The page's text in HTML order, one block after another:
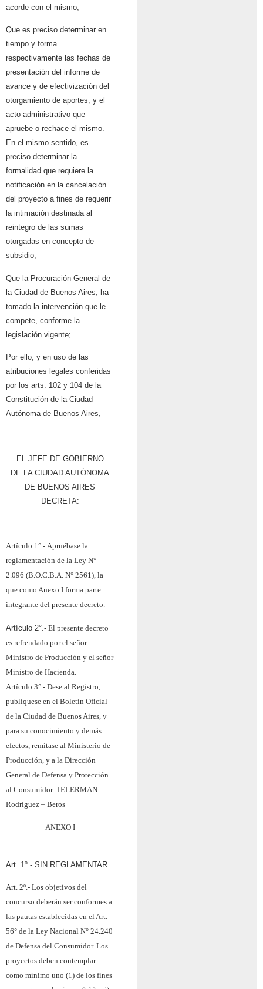
acorde con el mismo;
Que es preciso determinar en
tiempo y forma
respectivamente las fechas de
presentación del informe de
avance y de efectivización del
otorgamiento de aportes, y el
acto administrativo que
apruebe o rechace el mismo.
En el mismo sentido, es
preciso determinar la
formalidad que requiere la
notificación en la cancelación
del proyecto a fines de requerir
la intimación destinada al
reintegro de las sumas
otorgadas en concepto de
subsidio;
Que la Procuración General de
la Ciudad de Buenos Aires, ha
tomado la intervención que le
compete, conforme la
legislación vigente;
Por ello, y en uso de las
atribuciones legales conferidas
por los arts. 102 y 104 de la
Constitución de la Ciudad
Autónoma de Buenos Aires,
EL JEFE DE GOBIERNO
DE LA CIUDAD AUTÓNOMA
DE BUENOS AIRES
DECRETA:
Artículo 1°.- Apruébase la
reglamentación de la Ley N°
2.096 (B.O.C.B.A. N° 2561), la
que como Anexo I forma parte
integrante del presente decreto.
Artículo 2°.- El presente decreto
es refrendado por el señor
Ministro de Producción y el señor
Ministro de Hacienda.
Artículo 3°.- Dese al Registro,
publíquese en el Boletín Oficial
de la Ciudad de Buenos Aires, y
para su conocimiento y demás
efectos, remítase al Ministerio de
Producción, y a la Dirección
General de Defensa y Protección
al Consumidor. TELERMAN –
Rodríguez – Beros
ANEXO I
Art. 1º.- SIN REGLAMENTAR
Art. 2º.- Los objetivos del
concurso deberán ser conformes a
las pautas establecidas en el Art.
56° de la Ley Nacional N° 24.240
de Defensa del Consumidor. Los
proyectos deben contemplar
como mínimo uno (1) de los fines